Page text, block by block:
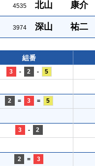
4535 北山 康介
3974 深山 祐二
組番
3 - 2 - 5
2 = 3 = 5
3 - 2
2 = 3